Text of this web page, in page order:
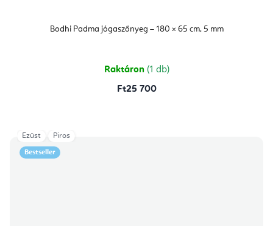
Bodhi Padma jógaszőnyeg – 180 × 65 cm, 5 mm
Raktáron (1 db)
Ft25 700
Bestseller
Ezüst Piros